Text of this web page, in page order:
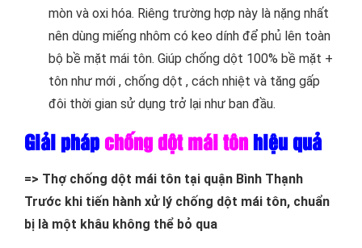
mòn và oxi hóa. Riêng trường hợp này là nặng nhất
nên dùng miếng nhôm có keo dính để phủ lên toàn
bộ bề mặt mái tôn. Giúp chống dột 100% bề mặt +
tôn như mới , chống dột , cách nhiệt và tăng gấp
đôi thời gian sử dụng trở lại như ban đầu.
Giải pháp chống dột mái tôn hiệu quả
=> Thợ chống dột mái tôn tại quận Bình Thạnh
Trước khi tiến hành xử lý chống dột mái tôn, chuẩn
bị là một khâu không thể bỏ qua